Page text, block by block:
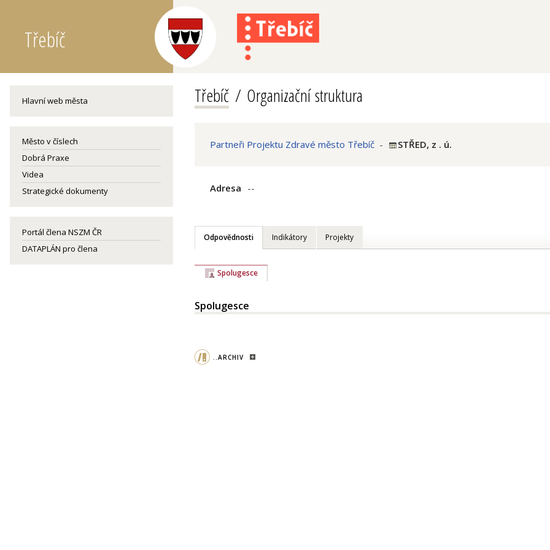
Třebíč
Hlavní web města
Město v číslech
Dobrá Praxe
Videa
Strategické dokumenty
Portál člena NSZM ČR
DATAPLÁN pro člena
Třebíč Organizační struktura
Partneři Projektu Zdravé město Třebíč - STŘED, z . ú.
Adresa --
Odpovědnosti Indikátory Projekty
Spolugesce
Spolugesce
..ARCHIV